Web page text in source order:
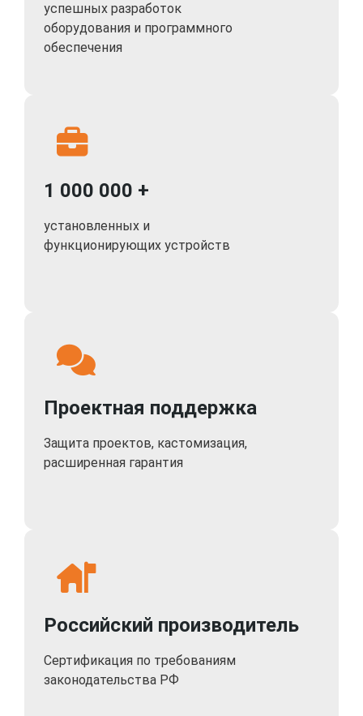
успешных разработок
оборудования и программного
обеспечения
1 000 000 +
установленных и
функционирующих устройств
Проектная поддержка
Защита проектов, кастомизация,
расширенная гарантия
Российский производитель
Сертификация по требованиям
законодательства РФ